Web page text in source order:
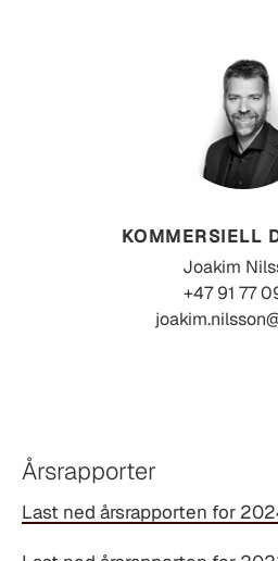
KOMMERSIELL
Joakim
+47 91 77
Årsrapporter
Last ned årsrapporten for